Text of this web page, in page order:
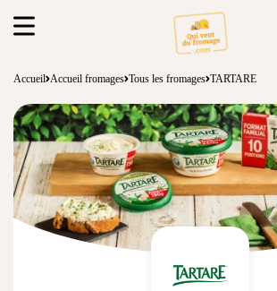
Accueil Accueil fromages Tous les fromages TARTARE